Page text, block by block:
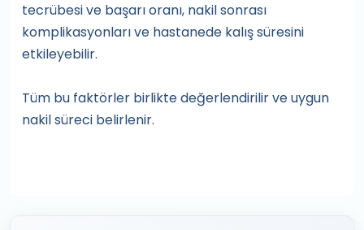
tecrübesi ve başarı oranı, nakil sonrası
komplikasyonları ve hastanede kalış süresini
etkileyebilir.
Tüm bu faktörler birlikte değerlendirilir ve uygun
nakil süreci belirlenir.